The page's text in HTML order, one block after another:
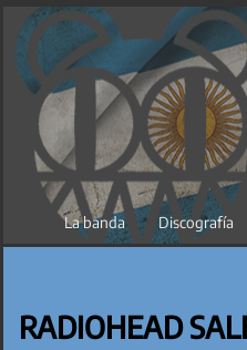
Saltar
contenido
La banda Discografía
RADIOHEAD